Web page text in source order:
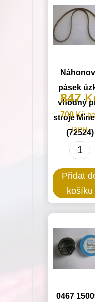
pásek
vhodný
stroje
(72524)
847
700 Kč
DPH
úzký
vhodný
Přidat
košíku
0467